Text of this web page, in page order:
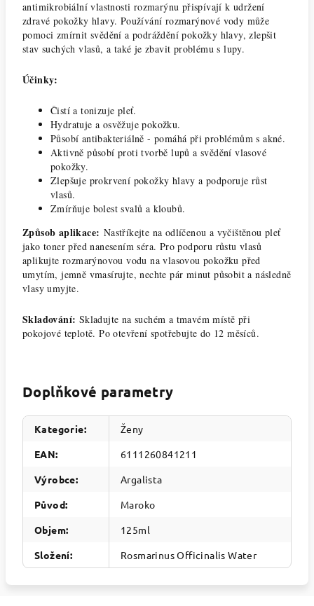
antimikrobiální vlastnosti rozmarýnu přispívají k udržení
zdravé pokožky hlavy. Používání rozmarýnové vody může
pomoci zmírnit svědění a podráždění pokožky hlavy, zlepšit
stav suchých vlasů, a také je zbavit problému s lupy.
Účinky:
Čistí a tonizuje pleť.
Hydratuje a osvěžuje pokožku.
Působí antibakteriálně - pomáhá při problémům s akné.
Aktivně působí proti tvorbě lupů a svědění vlasové
pokožky.
Zlepšuje prokrvení pokožky hlavy a podporuje růst
vlasů.
Zmírňuje bolest svalů a kloubů.
Způsob aplikace: Nastříkejte na odlíčenou a vyčištěnou pleť
jako toner před nanesením séra. Pro podporu růstu vlasů
aplikujte rozmarýnovou vodu na vlasovou pokožku před
umytím, jemně vmasírujte, nechte pár minut působit a následně
vlasy umyjte.
Skladování: Skladujte na suchém a tmavém místě při
pokojové teplotě. Po otevření spotřebujte do 12 měsíců.
Doplňkové parametry
Kategorie:
Ženy
EAN:
6111260841211
Výrobce:
Argalista
Původ:
Maroko
Objem:
125ml
Složení: Rosmarinus Officinalis Water